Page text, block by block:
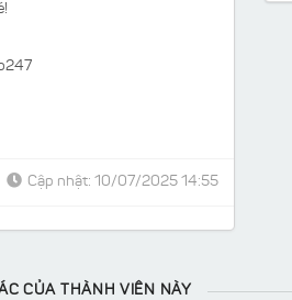
Cập nhật: 10/07/2025 14:55
CỦA THÀNH VIÊN NÀY